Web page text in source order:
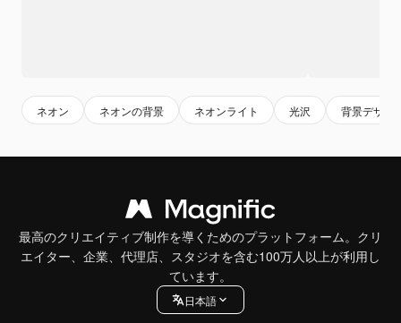
ネオン ネオンの背景 ネオンライト 光沢 背景デザイ
最高のクリエイティブ制作を導くためのプラットフォーム。クリ
エイター、企業、代理店、スタジオを含む100万人以上が利用し
ています。
日本語